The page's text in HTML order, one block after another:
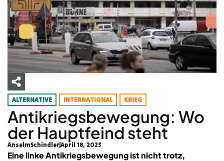
ALTERNATIVE INTERNATIONAL KRIEG
Antikriegsbewegung: Wo
der Hauptfeind steht
AnselmSchindler April 18, 2023
Eine linke Antikriegsbewegung ist nicht trotz,